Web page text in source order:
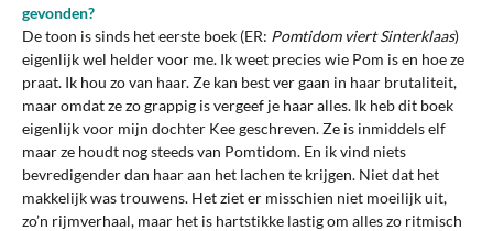
gevonden?
De toon is sinds het eerste boek (ER: Pomtidom viert Sinterklaas)
eigenlijk wel helder voor me. Ik weet precies wie Pom is en hoe ze
praat. Ik hou zo van haar. Ze kan best ver gaan in haar brutaliteit,
maar omdat ze zo grappig is vergeef je haar alles. Ik heb dit boek
eigenlijk voor mijn dochter Kee geschreven. Ze is inmiddels elf
maar ze houdt nog steeds van Pomtidom. En ik vind niets
bevredigender dan haar aan het lachen te krijgen. Niet dat het
makkelijk was trouwens. Het ziet er misschien niet moeilijk uit,
zo’n rijmverhaal, maar het is hartstikke lastig om alles zo ritmisch